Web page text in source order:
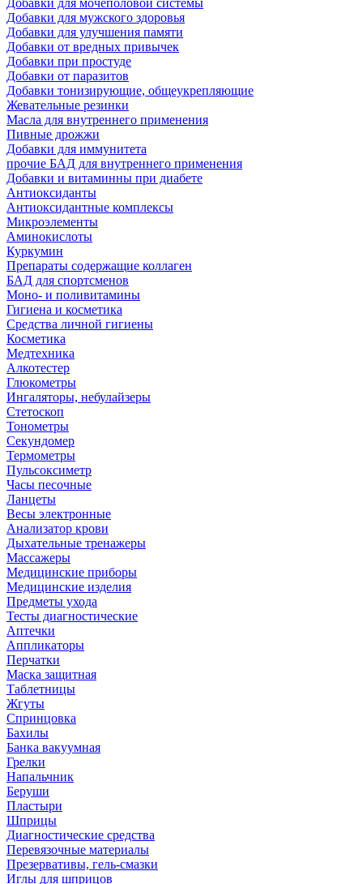
Добавки для мочеполовой системы
Добавки для мужского здоровья
Добавки для улучшения памяти
Добавки от вредных привычек
Добавки при простуде
Добавки от паразитов
Добавки тонизирующие, общеукрепляющие
Жевательные резинки
Масла для внутреннего применения
Пивные дрожжи
Добавки для иммунитета
прочие БАД для внутреннего применения
Добавки и витаминны при диабете
Антиоксиданты
Антиоксидантные комплексы
Микроэлементы
Аминокислоты
Куркумин
Препараты содержащие коллаген
БАД для спортсменов
Моно- и поливитамины
Гигиена и косметика
Средства личной гигиены
Косметика
Медтехника
Алкотестер
Глюкометры
Ингаляторы, небулайзеры
Стетоскоп
Тонометры
Секундомер
Термометры
Пульсоксиметр
Часы песочные
Ланцеты
Весы электронные
Анализатор крови
Дыхательные тренажеры
Массажеры
Медицинские приборы
Медицинские изделия
Предметы ухода
Тесты диагностические
Аптечки
Аппликаторы
Перчатки
Маска защитная
Таблетницы
Жгуты
Спринцовка
Бахилы
Банка вакуумная
Грелки
Напальчник
Беруши
Пластыри
Шприцы
Диагностические средства
Перевязочные материалы
Презервативы, гель-смазки
Иглы для шприцов